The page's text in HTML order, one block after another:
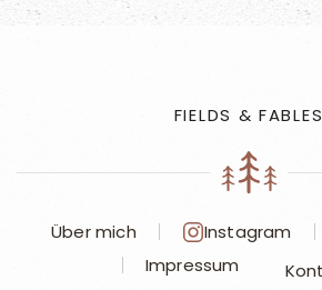
FIELDS & FABLES
Über mich Instagram
Impressum